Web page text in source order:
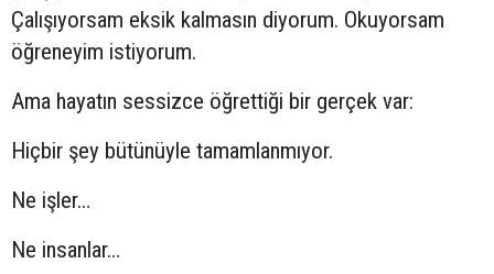
Çalışıyorsam eksik kalmasın diyorum. Okuyorsam
öğreneyim istiyorum.
Ama hayatın sessizce öğrettiği bir gerçek var:
Hiçbir şey bütünüyle tamamlanmıyor.
Ne işler…
Ne insanlar…